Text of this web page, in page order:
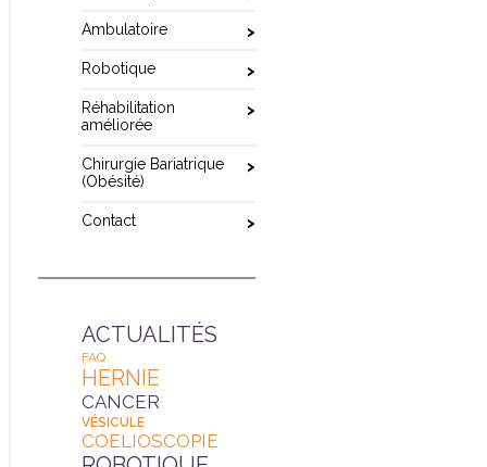
Ambulatoire
Robotique
Réhabilitation
améliorée
Chirurgie Bariatrique
(Obésité)
Contact
ACTUALITÉS
FAQ
HERNIE
CANCER
VÉSICULE
COELIOSCOPIE